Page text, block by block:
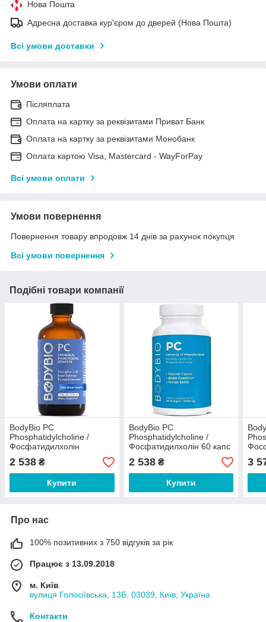
Нова Пошта
Адресна доставка кур'єром до дверей (Нова Пошта)
Всі умови доставки
Умови оплати
Післяплата
Оплата на картку за реквізитами Приват Банк
Оплата на картку за реквізитами Монобанк
Оплата картою Visa, Mastercard - WayForPay
Всі умови оплати
Умови повернення
Повернення товару впродовж 14 днів за рахунок покупця
Всі умови повернення
Подібні товари компанії
BodyBio PC
Phosphatidylcholine /
Фосфатидилхолін
Підвищення пам'яті та
уваги 118 мл
2 538 ₴
Купити
BodyBio PC
Phosphatidylcholine /
Фосфатидилхолін 60 капс
2 538₴
Купити
3
Про нас
100% позитивних з 750 відгуків за рік
Працює з 13.09.2018
м. Київ
вулиця Голосіївська, 13Б, 03039, Київ, Україна
Контакти